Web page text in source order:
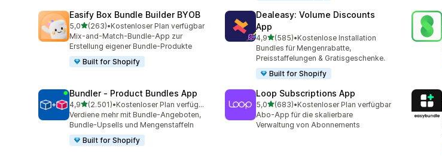
Easify Box Bundle Builder BYOB
5,0von 5 Sternen
(263)
263 Rezensionen insgesamt
•Kostenloser Plan verfügbar
Mix-and-Match-Bundle-App zur
Erstellung eigener Bundle-Produkte
Built for Shopify
Dealeasy: Volume Discounts
App
4,9von 5 Sternen
(585)
585 Rezensionen insgesamt
•Kostenlose Installation
Bundles für Mengenrabatte,
Preisstaffelungen & Gratisgeschenke.
Built for Shopify
Bundler ‑ Product Bundles App
4,9von 5 Sternen
(2.501)
2501 Rezensionen insgesamt
•
Kostenloser Plan verfügbar
Verdiene mehr mit Bundle-Angeboten,
Bundle-Upsells und Mengenstaffeln
Built for Shopify
Loop Subscriptions App
5,0von 5 Sternen
(683)
683 Rezensionen insgesamt
•Kostenloser Plan verfügbar
Abo-App für die skalierbare
Verwaltung von Abonnements